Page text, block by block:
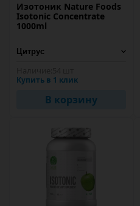
Изотоник Nature Foods
Isotonic Concentrate
1000ml
Купить в 1 клик
В корзину